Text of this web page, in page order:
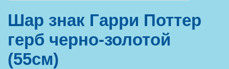
Шар знак Гарри Поттер
герб черно-золотой
(55см)